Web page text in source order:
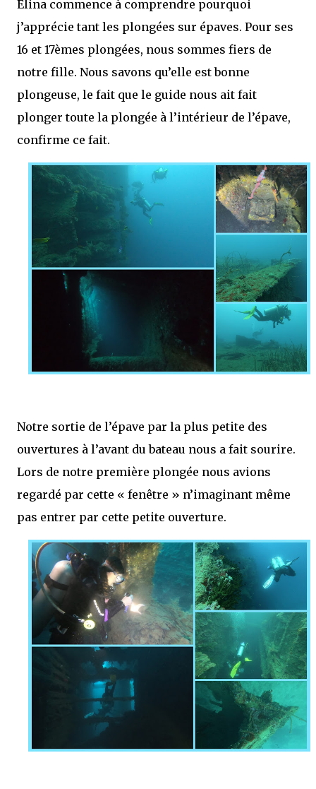
Elina commence à comprendre pourquoi
j’apprécie tant les plongées sur épaves. Pour ses
16 et 17èmes plongées, nous sommes fiers de
notre fille. Nous savons qu’elle est bonne
plongeuse, le fait que le guide nous ait fait
plonger toute la plongée à l’intérieur de l’épave,
confirme ce fait.
Notre sortie de l’épave par la plus petite des
ouvertures à l’avant du bateau nous a fait sourire.
Lors de notre première plongée nous avions
regardé par cette « fenêtre » n’imaginant même
pas entrer par cette petite ouverture.